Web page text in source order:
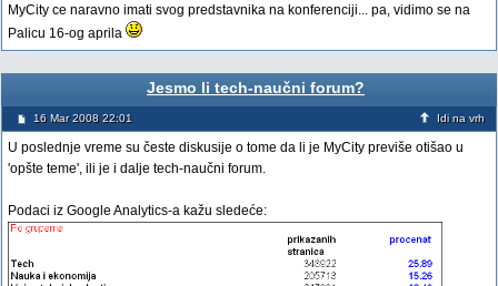
MyCity ce naravno imati svog predstavnika na konferenciji... pa, vidimo se na
Palicu 16-og aprila
Jesmo li tech-naučni forum?
16 Mar 2008 22:01 Idi na vrh
U poslednje vreme su česte diskusije o tome da li je MyCity previše otišao u
'opšte teme', ili je i dalje tech-naučni forum.
Podaci iz Google Analytics-a kažu sledeće: